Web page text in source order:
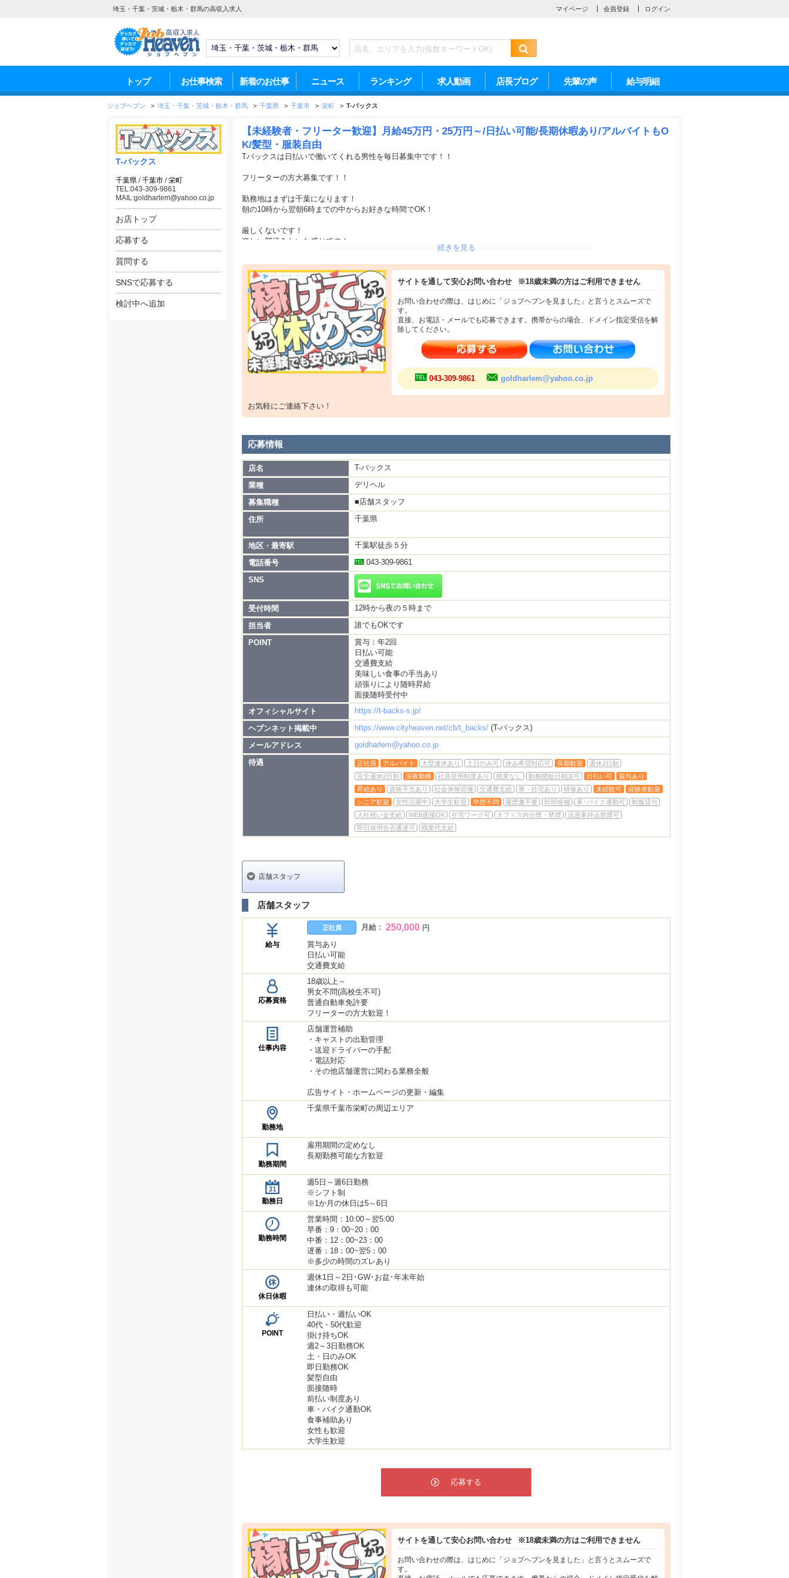
埼玉・千葉・茨城・栃木・群馬の高収入求人 マイページ 会員登録 ログイン
トップ お仕事検索 新着のお仕事 ニュース ランキング 求人動画 店長ブログ 先輩の声 給与明細
ジョブヘブン > 埼玉・千葉・茨城・栃木・群馬 > 千葉県 > 千葉市 > 栄町 > T-バックス
T-バックス
千葉県 /千葉市 /栄町
TEL:043-309-9861
MAIL:goldharlem@yahoo.co.jp
お店トップ
応募する
質問する
SNSで応募する
検討中へ追加
【未経験者・フリーター歓迎】月給45万円・25万円～/日払い可能/長期休暇あり/アルバイトもO
K/髪型・服装自由
Tバックスは日払いで働いてくれる男性を毎日募集中です！！
フリーターの方大募集です！！
勤務地はまずは千葉になります！
朝の10時から翌朝6時までの中からお好きな時間でOK！
厳しくないです！
楽しい部活みたいな感じです！
運転免許があればどなたでも募集中です！
※デリヘル開業したい方も大募集です！
1ヶ月で開業してあなたもデリヘル社長ですよ♪
開業資金も心配なし！
・未経験の方大歓迎！
・経験者も大歓迎！
たったそれだけです！
上記の作業が出来るだけで…
貴方もあっという間に幹部です！！！
まずはお電話かLINEください！
LINE ID tbacks4
電話 043-309-9861
続きを見る
サイトを通して安心お問い合わせ ※18歳未満の方はご利用できません
お問い合わせの際は、はじめに「ジョブヘブンを見ました」と言うとスムーズで
す。
直接、お電話・メールでも応募できます。携帯からの場合、ドメイン指定受信を解
除してください。
043-309-9861 goldharlem@yahoo.co.jp
お気軽にご連絡下さい！
応募情報
店名
T-バックス
業種
デリヘル
募集職種
■店舗スタッフ
住所
千葉県
地区・最寄駅
千葉駅徒歩５分
電話番号
043-309-9861
SNS
受付時間
12時から夜の５時まで
担当者
誰でもOKです
POINT
賞与：年2回
日払い可能
交通費支給
美味しい食事の手当あり
頑張りにより随時昇給
面接随時受付中
オフィシャルサイト
https://t-backs-s.jp/
ヘブンネット掲載中
https://www.cityheaven.net/cb/t_backs/ (T-バックス)
メールアドレス
goldharlem@yahoo.co.jp
待遇
正社員 アルバイト 大型連休あり 土日のみ可 休み希望対応可 長期歓迎
週休2日制
完全週休2日制
深夜勤務 社員登用制度あり 残業なし 勤務開始日相談可 日払い可
賞与あり
昇給あり
資格手当あり 社会保険完備 交通費支給 寮・社宅あり 研修あり 未経験可
経験者歓迎
シニア歓迎
女性活躍中 大学生歓迎 学歴不問 履歴書不要 幹部候補 車･バイク通勤可
制服貸与
入社祝い金支給
WEB面接OK 在宅ワーク可 オフィス内分煙・禁煙
送迎車持込禁煙可
即日採用合否通達可
残業代支給
店舗スタッフ
店舗スタッフ
給与
正社員 月給 : 250,000 円
賞与あり
日払い可能
交通費支給
応募資格
18歳以上～
男女不問(高校生不可)
普通自動車免許要
フリーターの方大歓迎！
仕事内容
店舗運営補助
・キャストの出勤管理
・送迎ドライバーの手配
・電話対応
・その他店舗運営に関わる業務全般
広告サイト・ホームページの更新・編集
勤務地
千葉県千葉市栄町の周辺エリア
勤務期間
雇用期間の定めなし
長期勤務可能な方歓迎
勤務日
週5日～週6日勤務
※シフト制
※1か月の休日は5～6日
勤務時間
営業時間：10:00～翌5:00
早番：9：00~20：00
中番：12：00~23：00
遅番：18：00~翌5：00
※多少の時間のズレあり
休日休暇
週休1日～2日･GW･お盆･年末年始
連休の取得も可能
POINT
日払い・週払いOK
40代・50代歓迎
掛け持ちOK
週2～3日勤務OK
土・日のみOK
即日勤務OK
髪型自由
面接随時
前払い制度あり
車・バイク通勤OK
食事補助あり
女性も歓迎
大学生歓迎
応募する
サイトを通して安心お問い合わせ ※18歳未満の方はご利用できません
お問い合わせの際は、はじめに「ジョブヘブンを見ました」と言うとスムーズで
す。